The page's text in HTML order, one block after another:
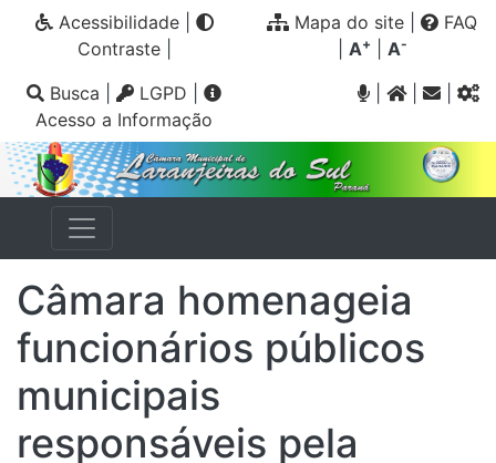
Acessibilidade|
Contraste|
Mapa do site
FAQ
A+ A-
Busca LGPD
Acesso a Informação
|
Câmara homenageia
funcionários públicos
municipais
responsáveis pela